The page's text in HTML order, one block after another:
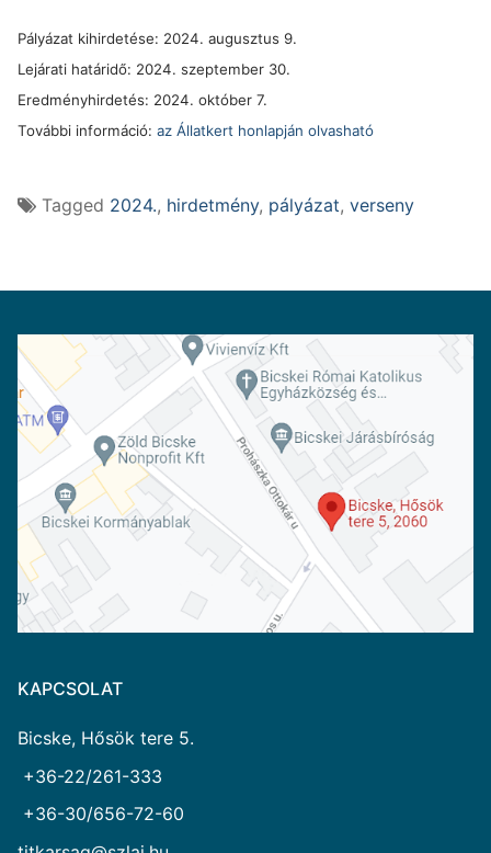
Pályázat kihirdetése: 2024. augusztus 9.
Lejárati határidő: 2024. szeptember 30.
Eredményhirdetés: 2024. október 7.
További információ: az Állatkert honlapján olvasható
Tagged 2024., hirdetmény, pályázat, verseny
KAPCSOLAT
Bicske, Hősök tere 5.
+36-22/261-333
+36-30/656-72-60